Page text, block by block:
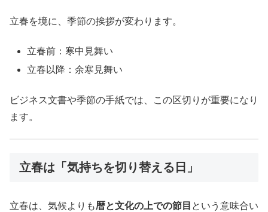
立春を境に、季節の挨拶が変わります。
立春前：寒中見舞い
立春以降：余寒見舞い
ビジネス文書や季節の手紙では、この区切りが重要になり
ます。
立春は「気持ちを切り替える日」
立春は、気候よりも暦と文化の上での節目 という意味合い